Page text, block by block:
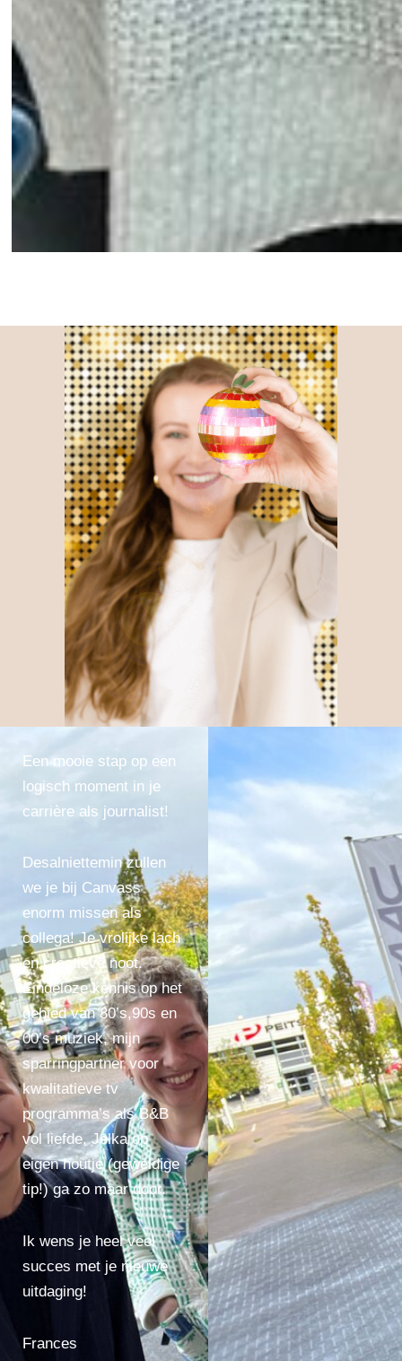
Een mooie stap op een
logisch moment in je
carrière als journalist!
Desalniettemin zullen
we je bij Canvass
enorm missen als
collega! Je vrolijke lach
en creatieve noot.
Eindeloze kennis op het
gebied van 80’s,90s en
00’s muziek, mijn
sparringpartner voor
kwalitatieve tv
programma’s als B&B
vol liefde, Jelka op
eigen houtje (geweldige
tip!) ga zo maar door.
Ik wens je heel veel
succes met je nieuwe
uitdaging!
Frances